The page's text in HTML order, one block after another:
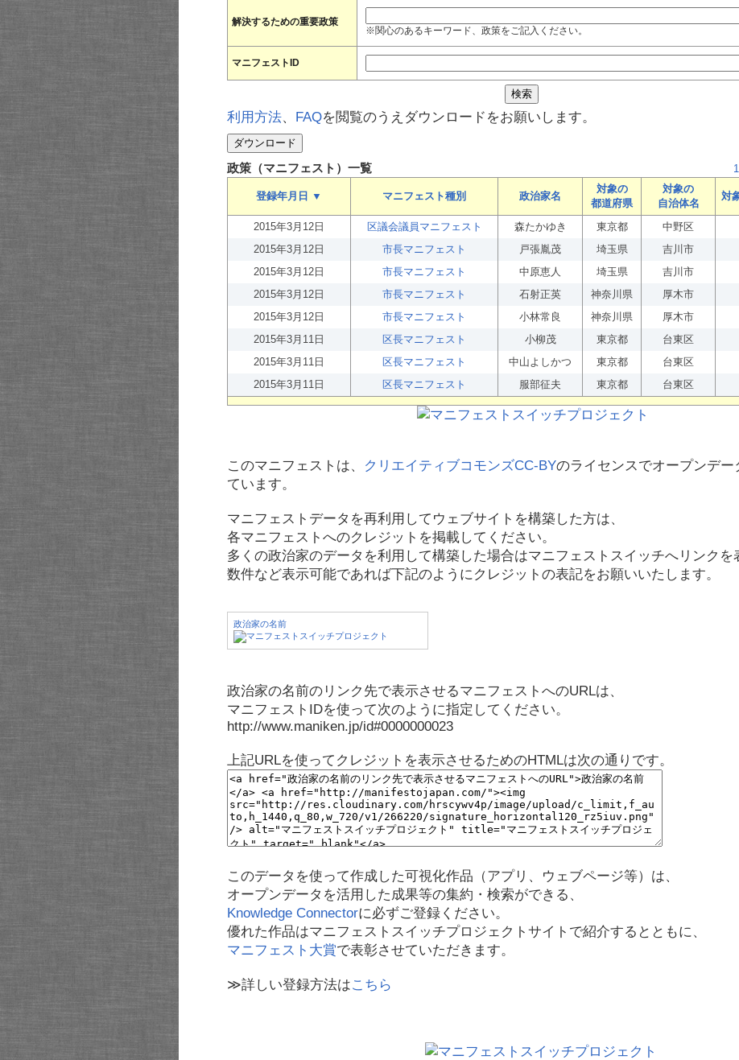
解決するための重要政策
※関心のあるキーワード、政策をご記入ください。
マニフェストID
利用方法、 FAQを閲覧のうえダウンロードをお願いします。
政策（マニフェスト）一覧 1
登録年月日 ▼ マニフェスト種別 政治家名
対象の
都道府県
対象の
自治体名
対
2015年3月12日
区議会議員マニフェスト 森たかゆき 東京都 中野区
2015年3月12日
市長マニフェスト 戸張胤茂 埼玉県 吉川市
2015年3月12日
市長マニフェスト 中原恵人 埼玉県 吉川市
2015年3月12日
市長マニフェスト 石射正英 神奈川県 厚木市
2015年3月12日
市長マニフェスト 小林常良 神奈川県 厚木市
2015年3月11日
区長マニフェスト 小柳茂 東京都 台東区
2015年3月11日
区長マニフェスト 中山よしかつ 東京都 台東区
2015年3月11日
区長マニフェスト 服部征夫 東京都 台東区
このマニフェストは、 クリエイティブコモンズCC-BYのライセンスでオープンデ
ています。
マニフェストデータを再利用してウェブサイトを構築した方は、
各マニフェストへのクレジットを掲載してください。
多くの政治家のデータを利用して構築した場合はマニフェストスイッチへリンクを
数件など表示可能であれば下記のようにクレジットの表記をお願いいたします。
政治家の名前
政治家の名前のリンク先で表示させるマニフェストへのURLは、
マニフェストIDを使って次のように指定してください。
http://www.maniken.jp/id#0000000023
上記URLを使ってクレジットを表示させるためのHTMLは次の通りです。
このデータを使って作成した可視化作品（アプリ、ウェブページ等）は、
オープンデータを活用した成果等の集約・検索ができる、
Knowledge Connectorに必ずご登録ください。
優れた作品はマニフェストスイッチプロジェクトサイトで紹介するとともに、
マニフェスト大賞で表彰させていただきます。
≫詳しい登録方法はこちら